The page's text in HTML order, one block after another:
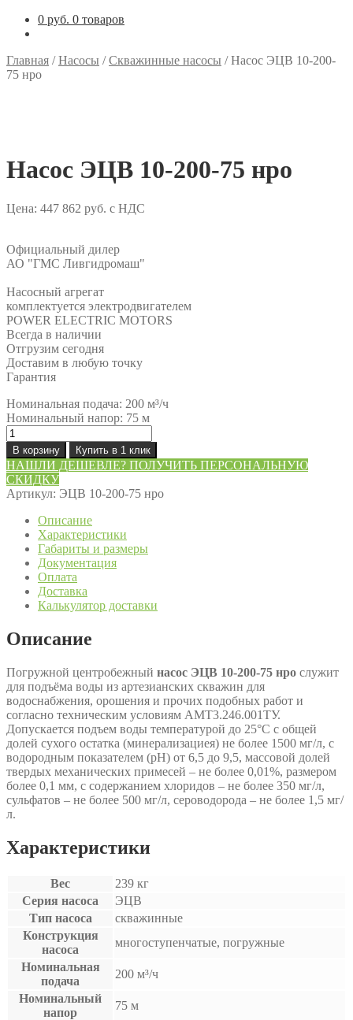
0 руб. 0 товаров
Главная /Насосы /Скважинные насосы /Насос ЭЦВ 10-200-
75 нро
Насос ЭЦВ 10-200-75 нро
Цена: 447 862 руб. с НДС
Официальный дилер
АО "ГМС Ливгидромаш"
Насосный агрегат
комплектуется электродвигателем
POWER ELECTRIC MOTORS
Всегда в наличии
Отгрузим сегодня
Доставим в любую точку
Гарантия
Номинальная подача: 200 м³/ч
Номинальный напор: 75 м
Количество
товара
Насос
ЭЦВ
10-
200-
В корзину Купить в 1 клик
НАШЛИ ДЕШЕВЛЕ? ПОЛУЧИТЬ ПЕРСОНАЛЬНУЮ
СКИДКУ
Артикул: ЭЦВ 10-200-75 нро
Описание
Характеристики
Габариты и размеры
Документация
Оплата
Доставка
Калькулятор доставки
Описание
Погружной центробежный насос ЭЦВ 10-200-75 нро служит
для подъёма воды из артезианских скважин для
водоснабжения, орошения и прочих подобных работ и
согласно техническим условиям АМТ3.246.001ТУ.
Допускается подъем воды температурой до 25°С с общей
долей сухого остатка (минерализациея) не более 1500 мг/л, с
водородным показателем (рН) от 6,5 до 9,5, массовой долей
твердых механических примесей – не более 0,01%, размером
более 0,1 мм, с содержанием хлоридов – не более 350 мг/л,
сульфатов – не более 500 мг/л, сероводорода – не более 1,5 мг/
л.
Характеристики
Вес
239 кг
Серия насоса
ЭЦВ
Тип насоса
скважинные
Конструкция
насоса
многоступенчатые, погружные
Номинальная
подача
200 м³/ч
Номинальный
напор
75 м